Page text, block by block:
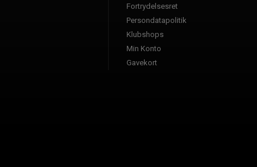
Fortrydelsesret
Persondatapolitik
Klubshops
Min Konto
Gavekort